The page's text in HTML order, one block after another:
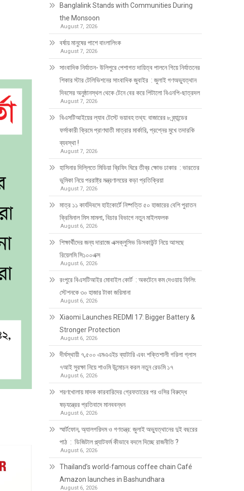
Banglalink Stands with Communities During
the Monsoon
August 7, 2026
বর্ষায় মানুষের পাশে বাংলালিংক
August 7, 2026
সাংবাদিক নির্যাতন- উলিপুরে পেশাগত দায়িত্ব পালনে গিয়ে নির্যাতনের
শিকার স্টার টেলিভিশনের সাংবাদিক জুবাইর : জুলাই গণঅভ্যুত্থান
দিবসের অনুষ্ঠানস্থল থেকে টেনে বের করে পিটালো বিএনপি-ছাত্রদল
August 7, 2026
বিএসটিআইয়ের ল্যাব টেস্টে ভয়াবহ তথ্য: বাজারের ৮ ব্র্যান্ডের
ফর্সাকারী ক্রিমে প্রাণঘাতী মাত্রার মার্কারি, প্রশ্নের মুখে তদারকি
ব্যবস্থা !
August 7, 2026
হাসিনার দিল্লিতে মিডিয়া ব্রিফিং ঘিরে তীব্র ক্ষোভ ঢাকার : ভারতের
ভূমিকা নিয়ে পররাষ্ট্র মন্ত্রণালয়ের কড়া প্রতিক্রিয়া
August 7, 2026
মাত্র ১১ কার্যদিবসে হাইকোর্টে নিষ্পত্তি ৫০ হাজারের বেশি পুরাতন
ক্রিমিনাল মিস মামলা, বিচার বিভাগে নতুন মাইলফলক
August 6, 2026
শিক্ষার্থীদের জন্য দারাজে এক্সক্লুসিভ ডিসকাউন্ট নিয়ে আসছে
রিয়েলমি সি১০০এক্স
August 6, 2026
রংপুরে বিএসটিআইর মোবাইল কোর্ট : অকটেনে কম দেওয়ায় ফিলিং
স্টেশনকে ৩০ হাজার টাকা জরিমানা
August 6, 2026
Xiaomi Launches REDMI 17: Bigger Battery &
Stronger Protection
August 6, 2026
দীর্ঘস্থায়ী ৭,৫০০ এমএএইচ ব্যাটারি এবং শক্তিশালী গরিলা গ্লাস
৭আই সুরক্ষা নিয়ে শাওমি উন্মোচন করল নতুন রেডমি ১৭
August 6, 2026
শরণখোলায় মাদক কারবারিদের গ্রেফতারের পর ওসির বিরুদ্ধে
ষড়যন্ত্রের প্রতিবাদে মানববন্ধন
August 6, 2026
স্মার্টফোন, অ্যালগরিদম ও গণতন্ত্র: জুলাই অভ্যুত্থানের দুই বছরের
পাঠ : ডিজিটাল প্ল্যাটফর্ম কীভাবে বদলে দিচ্ছে রাজনীতি ?
August 6, 2026
Thailand’s world-famous coffee chain Café
Amazon launches in Bashundhara
August 6, 2026